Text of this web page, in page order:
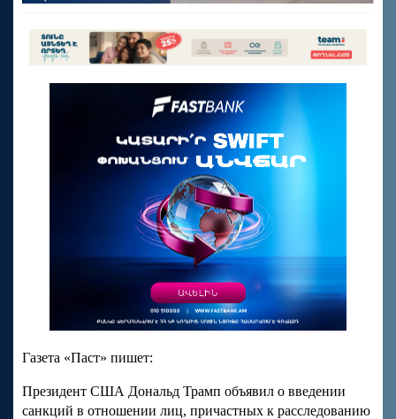
Газета «Паст» пишет:
Президент США Дональд Трамп объявил о введении
санкций в отношении лиц, причастных к расследованию